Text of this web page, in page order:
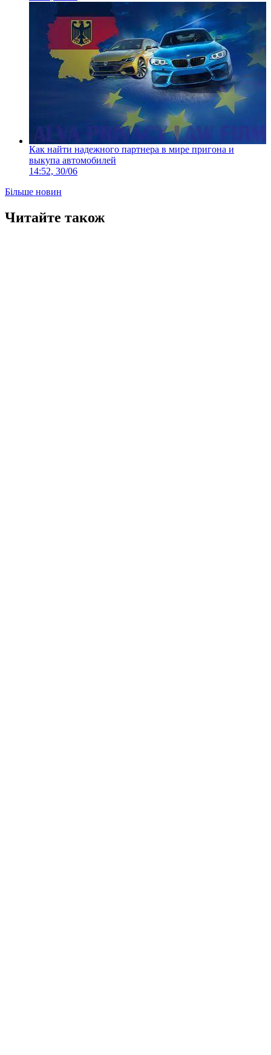
Как найти надежного партнера в мире пригона и
выкупа автомобилей
14:52, 30/06
Більше новин
Читайте також